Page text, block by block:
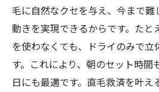
毛に自然なクセを与え、今まで難
動きを実現できるからです。たと
を使わなくても、ドライのみで立
す。これにより、朝のセット時間
日にも最適です。直毛救済を叶え